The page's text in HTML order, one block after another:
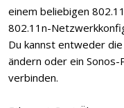
einem beliebigen
802.11n-
Du kannst entweder
ändern oder ein
verbinden.